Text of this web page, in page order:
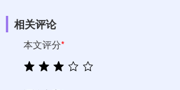
相关评论
本文评分*